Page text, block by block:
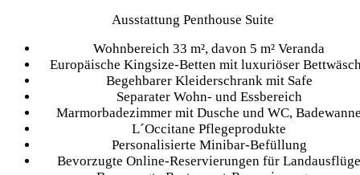
Ausstattung Penthouse Suite
Wohnbereich 33 m², davon 5 m² Veranda
Europäische Kingsize-Betten mit luxuriöser
Begehbarer Kleiderschrank mit Safe
Separater Wohn- und Essbereich
Marmorbadezimmer mit Dusche und WC,
L´Occitane Pflegeprodukte
Personalisierte Minibar-Befüllung
Bevorzugte Online-Reservierungen für Landausflüge